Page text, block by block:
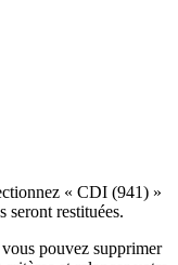
« CDI (941) »
seront restituées.
pouvez supprimer